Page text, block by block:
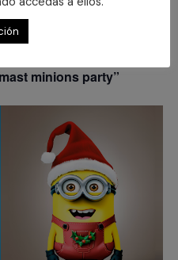
minions party”